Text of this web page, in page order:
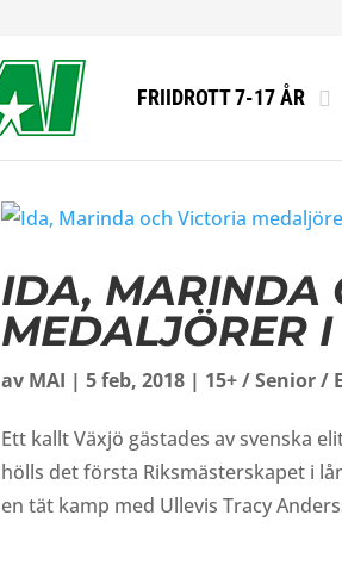
FRIIDROTT 7-17 ÅR
IDA, MARINDA
MEDALJÖRER
av MAI |5 feb, 2018 | 15+ / Senior /
Ett kallt Växjö gästades av svenska
hölls det första Riksmästerskapet i
en tät kamp med Ullevis Tracy